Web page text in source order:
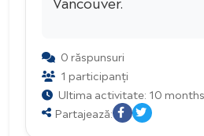
0 răspunsuri
1 participanți
Ultima activitate: 10
Partajează: